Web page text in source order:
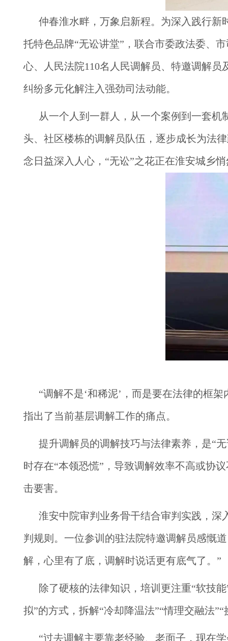
仲春淮水畔，万象启新程。为深入践行新
托特色品牌“无讼讲堂”，联合市委政法委、
心、人民法院110名人民调解员、特邀调解
纠纷多元化解注入强劲司法动能。
从一个人到一群人，从一个案例到一套
头、社区楼栋的调解员队伍，逐步成长为法
念日益深入人心，“无讼”之花正在淮安城乡
“调解不是‘和稀泥’，而是要在法律的框
指出了当前基层调解工作的痛点。
提升调解员的调解技巧与法律素养，是“
时存在“本领恐慌”，导致调解效率不高或协
击要害。
淮安中院审判业务骨干结合审判实践，
判规则。一位参训的驻法院特邀调解员感慨
解，心里有了底，调解时说话更有底气了。”
除了硬核的法律知识，培训更注重“软技
拟”的方式，拆解“冷却降温法”“情理交融法
“过去调解主要靠老经验、老面子，现在